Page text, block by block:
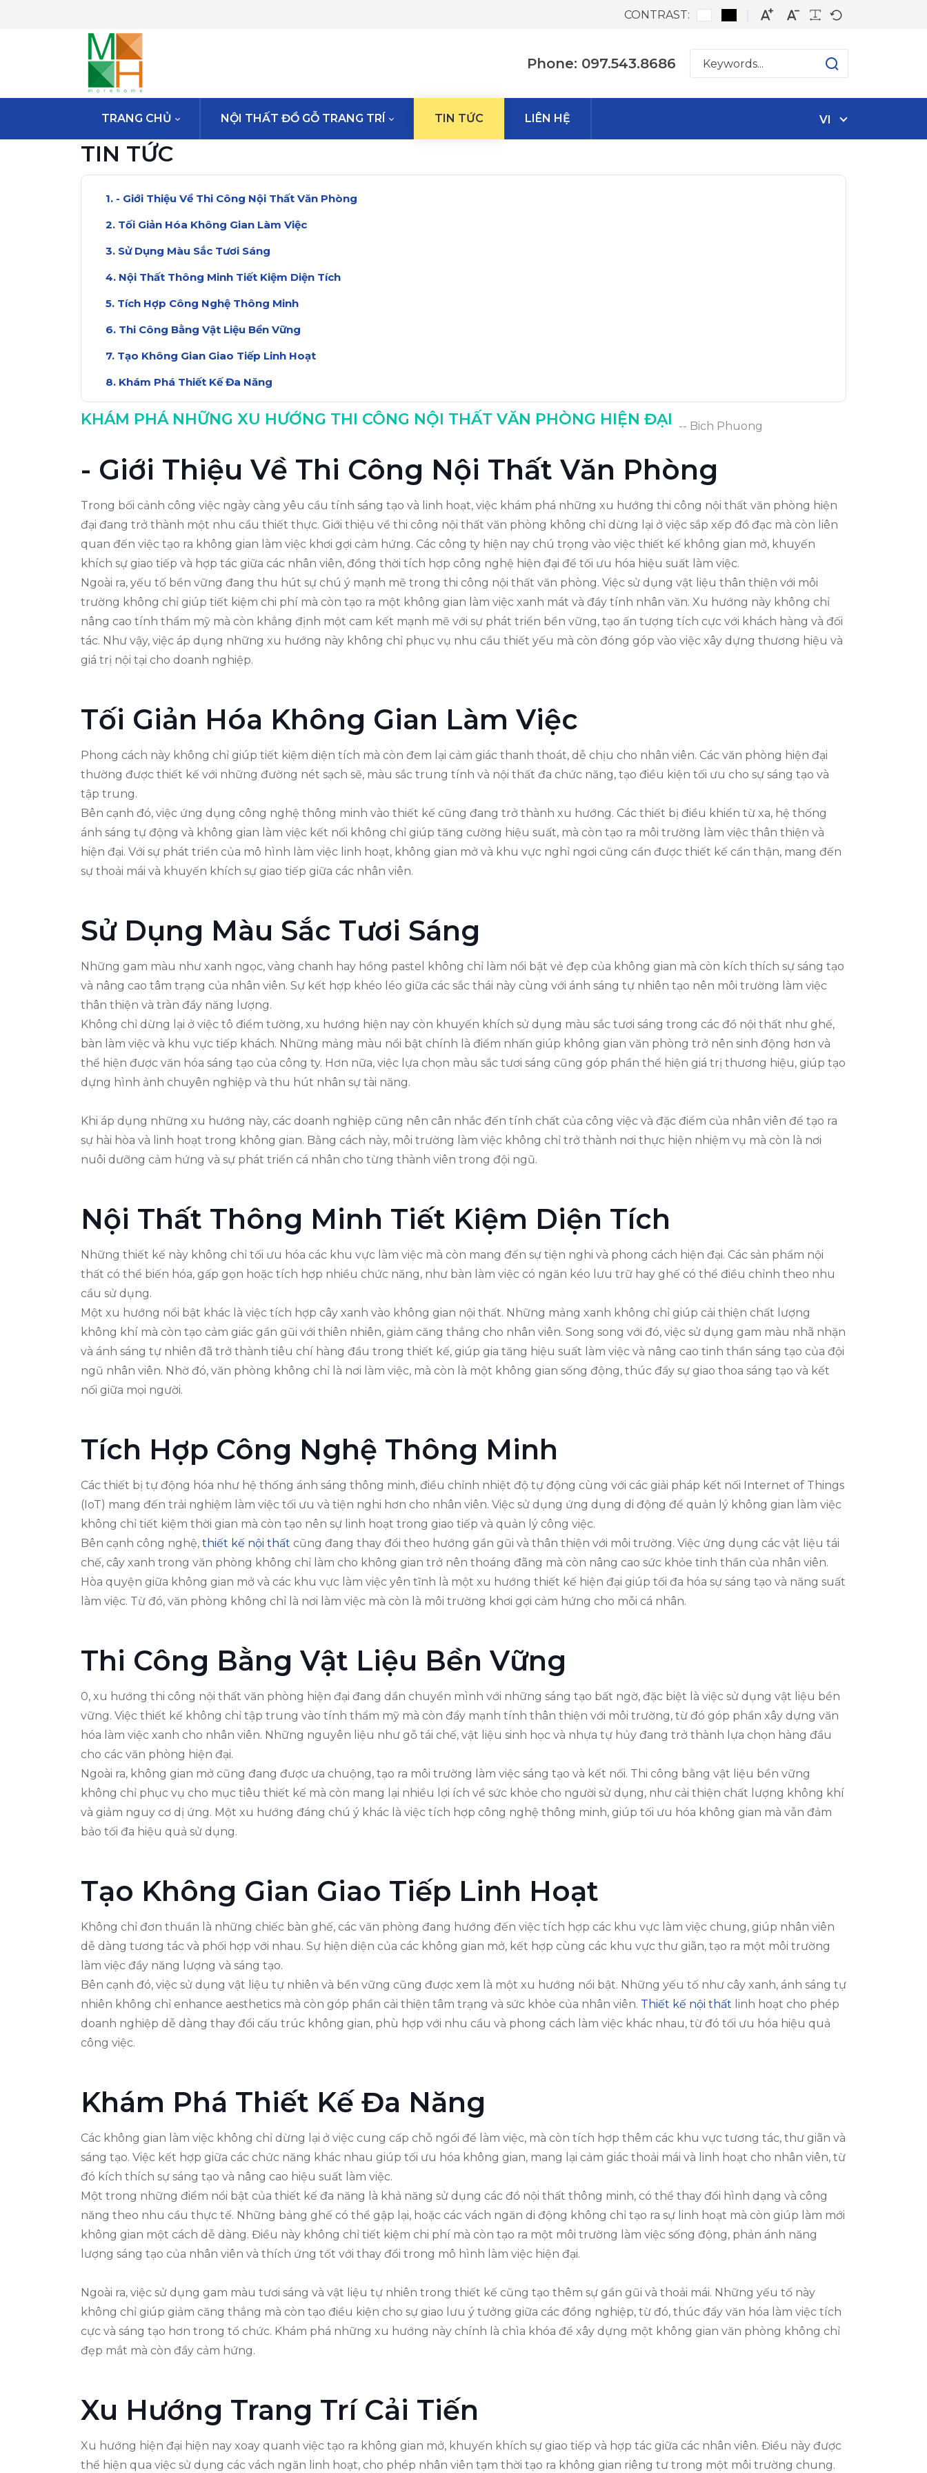
CONTRAST:
Phone: 097.543.8686
TRANG CHỦ NỘI THẤT ĐỒ GỖ TRANG TRÍ TIN TỨC LIÊN HỆ VI
TIN TỨC
- Giới Thiệu Về Thi Công Nội Thất Văn Phòng
Tối Giản Hóa Không Gian Làm Việc
Sử Dụng Màu Sắc Tươi Sáng
Nội Thất Thông Minh Tiết Kiệm Diện Tích
Tích Hợp Công Nghệ Thông Minh
Thi Công Bằng Vật Liệu Bền Vững
Tạo Không Gian Giao Tiếp Linh Hoạt
Khám Phá Thiết Kế Đa Năng
Xu Hướng Trang Trí Cải Tiến
KHÁM PHÁ NHỮNG XU HƯỚNG THI CÔNG NỘI THẤT VĂN PHÒNG HIỆN ĐẠI -- Bich Phuong
- Giới Thiệu Về Thi Công Nội Thất Văn Phòng
Trong bối cảnh công việc ngày càng yêu cầu tính sáng tạo và linh hoạt, việc khám phá những xu hướng thi công nội thất văn phòng hiện
đại đang trở thành một nhu cầu thiết thực. Giới thiệu về thi công nội thất văn phòng không chỉ dừng lại ở việc sắp xếp đồ đạc mà còn liên
quan đến việc tạo ra không gian làm việc khơi gợi cảm hứng. Các công ty hiện nay chú trọng vào việc thiết kế không gian mở, khuyến
khích sự giao tiếp và hợp tác giữa các nhân viên, đồng thời tích hợp công nghệ hiện đại để tối ưu hóa hiệu suất làm việc.
Ngoài ra, yếu tố bền vững đang thu hút sự chú ý mạnh mẽ trong thi công nội thất văn phòng. Việc sử dụng vật liệu thân thiện với môi
trường không chỉ giúp tiết kiệm chi phí mà còn tạo ra một không gian làm việc xanh mát và đầy tính nhân văn. Xu hướng này không chỉ
nâng cao tính thẩm mỹ mà còn khẳng định một cam kết mạnh mẽ với sự phát triển bền vững, tạo ấn tượng tích cực với khách hàng và đối
tác. Như vậy, việc áp dụng những xu hướng này không chỉ phục vụ nhu cầu thiết yếu mà còn đóng góp vào việc xây dựng thương hiệu và
giá trị nội tại cho doanh nghiệp.
Tối Giản Hóa Không Gian Làm Việc
Phong cách này không chỉ giúp tiết kiệm diện tích mà còn đem lại cảm giác thanh thoát, dễ chịu cho nhân viên. Các văn phòng hiện đại
thường được thiết kế với những đường nét sạch sẽ, màu sắc trung tính và nội thất đa chức năng, tạo điều kiện tối ưu cho sự sáng tạo và
tập trung.
Bên cạnh đó, việc ứng dụng công nghệ thông minh vào thiết kế cũng đang trở thành xu hướng. Các thiết bị điều khiển từ xa, hệ thống
ánh sáng tự động và không gian làm việc kết nối không chỉ giúp tăng cường hiệu suất, mà còn tạo ra môi trường làm việc thân thiện và
hiện đại. Với sự phát triển của mô hình làm việc linh hoạt, không gian mở và khu vực nghỉ ngơi cũng cần được thiết kế cẩn thận, mang đến
sự thoải mái và khuyến khích sự giao tiếp giữa các nhân viên.
Sử Dụng Màu Sắc Tươi Sáng
Những gam màu như xanh ngọc, vàng chanh hay hồng pastel không chỉ làm nổi bật vẻ đẹp của không gian mà còn kích thích sự sáng tạo
và nâng cao tâm trạng của nhân viên. Sự kết hợp khéo léo giữa các sắc thái này cùng với ánh sáng tự nhiên tạo nên môi trường làm việc
thân thiện và tràn đầy năng lượng.
Không chỉ dừng lại ở việc tô điểm tường, xu hướng hiện nay còn khuyến khích sử dụng màu sắc tươi sáng trong các đồ nội thất như ghế,
bàn làm việc và khu vực tiếp khách. Những mảng màu nổi bật chính là điểm nhấn giúp không gian văn phòng trở nên sinh động hơn và
thể hiện được văn hóa sáng tạo của công ty. Hơn nữa, việc lựa chọn màu sắc tươi sáng cũng góp phần thể hiện giá trị thương hiệu, giúp tạo
dựng hình ảnh chuyên nghiệp và thu hút nhân sự tài năng.
Khi áp dụng những xu hướng này, các doanh nghiệp cũng nên cân nhắc đến tính chất của công việc và đặc điểm của nhân viên để tạo ra
sự hài hòa và linh hoạt trong không gian. Bằng cách này, môi trường làm việc không chỉ trở thành nơi thực hiện nhiệm vụ mà còn là nơi
nuôi dưỡng cảm hứng và sự phát triển cá nhân cho từng thành viên trong đội ngũ.
Nội Thất Thông Minh Tiết Kiệm Diện Tích
Những thiết kế này không chỉ tối ưu hóa các khu vực làm việc mà còn mang đến sự tiện nghi và phong cách hiện đại. Các sản phẩm nội
thất có thể biến hóa, gấp gọn hoặc tích hợp nhiều chức năng, như bàn làm việc có ngăn kéo lưu trữ hay ghế có thể điều chỉnh theo nhu
cầu sử dụng.
Một xu hướng nổi bật khác là việc tích hợp cây xanh vào không gian nội thất. Những mảng xanh không chỉ giúp cải thiện chất lượng
không khí mà còn tạo cảm giác gần gũi với thiên nhiên, giảm căng thẳng cho nhân viên. Song song với đó, việc sử dụng gam màu nhã nhặn
và ánh sáng tự nhiên đã trở thành tiêu chí hàng đầu trong thiết kế, giúp gia tăng hiệu suất làm việc và nâng cao tinh thần sáng tạo của đội
ngũ nhân viên. Nhờ đó, văn phòng không chỉ là nơi làm việc, mà còn là một không gian sống động, thúc đẩy sự giao thoa sáng tạo và kết
nối giữa mọi người.
Tích Hợp Công Nghệ Thông Minh
Các thiết bị tự động hóa như hệ thống ánh sáng thông minh, điều chỉnh nhiệt độ tự động cùng với các giải pháp kết nối Internet of Things
(IoT) mang đến trải nghiệm làm việc tối ưu và tiện nghi hơn cho nhân viên. Việc sử dụng ứng dụng di động để quản lý không gian làm việc
không chỉ tiết kiệm thời gian mà còn tạo nên sự linh hoạt trong giao tiếp và quản lý công việc.
Bên cạnh công nghệ, thiết kế nội thất cũng đang thay đổi theo hướng gần gũi và thân thiện với môi trường. Việc ứng dụng các vật liệu tái
chế, cây xanh trong văn phòng không chỉ làm cho không gian trở nên thoáng đãng mà còn nâng cao sức khỏe tinh thần của nhân viên.
Hòa quyện giữa không gian mở và các khu vực làm việc yên tĩnh là một xu hướng thiết kế hiện đại giúp tối đa hóa sự sáng tạo và năng suất
làm việc. Từ đó, văn phòng không chỉ là nơi làm việc mà còn là môi trường khơi gợi cảm hứng cho mỗi cá nhân.
Thi Công Bằng Vật Liệu Bền Vững
0, xu hướng thi công nội thất văn phòng hiện đại đang dần chuyển mình với những sáng tạo bất ngờ, đặc biệt là việc sử dụng vật liệu bền
vững. Việc thiết kế không chỉ tập trung vào tính thẩm mỹ mà còn đẩy mạnh tính thân thiện với môi trường, từ đó góp phần xây dựng văn
hóa làm việc xanh cho nhân viên. Những nguyên liệu như gỗ tái chế, vật liệu sinh học và nhựa tự hủy đang trở thành lựa chọn hàng đầu
cho các văn phòng hiện đại.
Ngoài ra, không gian mở cũng đang được ưa chuộng, tạo ra môi trường làm việc sáng tạo và kết nối. Thi công bằng vật liệu bền vững
không chỉ phục vụ cho mục tiêu thiết kế mà còn mang lại nhiều lợi ích về sức khỏe cho người sử dụng, như cải thiện chất lượng không khí
và giảm nguy cơ dị ứng. Một xu hướng đáng chú ý khác là việc tích hợp công nghệ thông minh, giúp tối ưu hóa không gian mà vẫn đảm
bảo tối đa hiệu quả sử dụng.
Tạo Không Gian Giao Tiếp Linh Hoạt
Không chỉ đơn thuần là những chiếc bàn ghế, các văn phòng đang hướng đến việc tích hợp các khu vực làm việc chung, giúp nhân viên
dễ dàng tương tác và phối hợp với nhau. Sự hiện diện của các không gian mở, kết hợp cùng các khu vực thư giãn, tạo ra một môi trường
làm việc đầy năng lượng và sáng tạo.
Bên cạnh đó, việc sử dụng vật liệu tự nhiên và bền vững cũng được xem là một xu hướng nổi bật. Những yếu tố như cây xanh, ánh sáng tự
nhiên không chỉ enhance aesthetics mà còn góp phần cải thiện tâm trạng và sức khỏe của nhân viên. Thiết kế nội thất linh hoạt cho phép
doanh nghiệp dễ dàng thay đổi cấu trúc không gian, phù hợp với nhu cầu và phong cách làm việc khác nhau, từ đó tối ưu hóa hiệu quả
công việc.
Khám Phá Thiết Kế Đa Năng
Các không gian làm việc không chỉ dừng lại ở việc cung cấp chỗ ngồi để làm việc, mà còn tích hợp thêm các khu vực tương tác, thư giãn và
sáng tạo. Việc kết hợp giữa các chức năng khác nhau giúp tối ưu hóa không gian, mang lại cảm giác thoải mái và linh hoạt cho nhân viên, từ
đó kích thích sự sáng tạo và nâng cao hiệu suất làm việc.
Một trong những điểm nổi bật của thiết kế đa năng là khả năng sử dụng các đồ nội thất thông minh, có thể thay đổi hình dạng và công
năng theo nhu cầu thực tế. Những bảng ghế có thể gập lại, hoặc các vách ngăn di động không chỉ tạo ra sự linh hoạt mà còn giúp làm mới
không gian một cách dễ dàng. Điều này không chỉ tiết kiệm chi phí mà còn tạo ra một môi trường làm việc sống động, phản ánh năng
lượng sáng tạo của nhân viên và thích ứng tốt với thay đổi trong mô hình làm việc hiện đại.
Ngoài ra, việc sử dụng gam màu tươi sáng và vật liệu tự nhiên trong thiết kế cũng tạo thêm sự gần gũi và thoải mái. Những yếu tố này
không chỉ giúp giảm căng thẳng mà còn tạo điều kiện cho sự giao lưu ý tưởng giữa các đồng nghiệp, từ đó, thúc đẩy văn hóa làm việc tích
cực và sáng tạo hơn trong tổ chức. Khám phá những xu hướng này chính là chìa khóa để xây dựng một không gian văn phòng không chỉ
đẹp mắt mà còn đầy cảm hứng.
Xu Hướng Trang Trí Cải Tiến
Xu hướng hiện đại hiện nay xoay quanh việc tạo ra không gian mở, khuyến khích sự giao tiếp và hợp tác giữa các nhân viên. Điều này được
thể hiện qua việc sử dụng các vách ngăn linh hoạt, cho phép nhân viên tạm thời tạo ra không gian riêng tư trong một môi trường chung.